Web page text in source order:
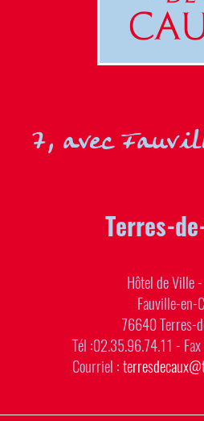
7, avec
Terres-
Hôtel de Ville
Fauville-en-
76640 Terres-
Tél :02.35.96.74.11 -
Courriel :